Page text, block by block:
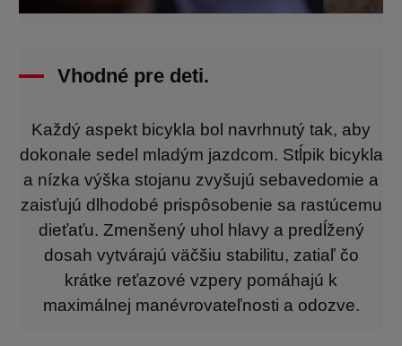
Vhodné pre deti.
Každý aspekt bicykla bol navrhnutý tak, aby
dokonale sedel mladým jazdcom. Stĺpik bicykla
a nízka výška stojanu zvyšujú sebavedomie a
zaisťujú dlhodobé prispôsobenie sa rastúcemu
dieťaťu. Zmenšený uhol hlavy a predĺžený
dosah vytvárajú väčšiu stabilitu, zatiaľ čo
krátke reťazové vzpery pomáhajú k
maximálnej manévrovateľnosti a odozve.